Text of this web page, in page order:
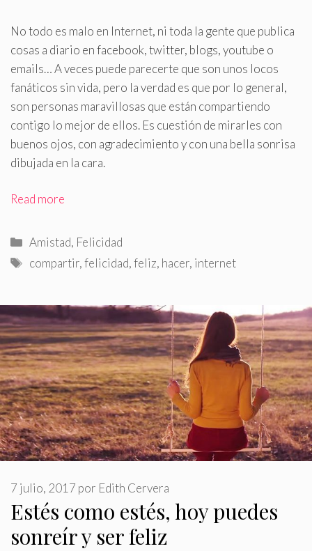
No todo es malo en Internet, ni toda la gente que publica
cosas a diario en facebook, twitter, blogs, youtube o
emails… A veces puede parecerte que son unos locos
fanáticos sin vida, pero la verdad es que por lo general,
son personas maravillosas que están compartiendo
contigo lo mejor de ellos. Es cuestión de mirarles con
buenos ojos, con agradecimiento y con una bella sonrisa
dibujada en la cara.
Read more
Categorías
Amistad, Felicidad
Etiquetas
compartir,felicidad,feliz, hacer, internet
Estés como estés, hoy puedes
sonreír y ser feliz
7 julio, 2017 por Edith Cervera